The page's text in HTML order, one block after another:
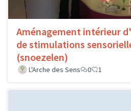
Aménagement intérieur
de stimulations
(snoezelen)
L'Arche des Sens 0 1